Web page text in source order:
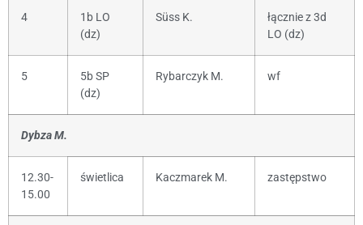
4
1b LO
(dz)
Süss K.
łącznie z 3d
LO (dz)
5
5b SP
(dz)
Rybarczyk M. wf
Dybza M.
12.30-
15.00
świetlica Kaczmarek M. zastępstwo